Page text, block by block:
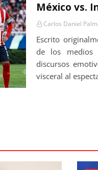
México vs.
Carlos Daniel
Escrito
de los medios
discursos
visceral al